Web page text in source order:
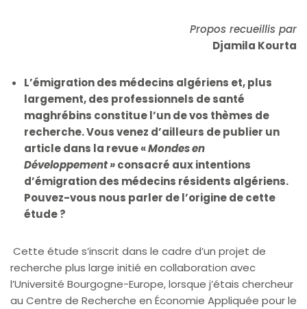
Propos recueillis par
Djamila Kourta
L’émigration des médecins algériens et, plus
largement, des professionnels de santé
maghrébins constitue l’un de vos thèmes de
recherche. Vous venez d’ailleurs de publier un
article dans la revue «Mondes en
Développement »consacré aux intentions
d’émigration des médecins résidents algériens.
Pouvez-vous nous parler de l’origine de cette
étude ?
Cette étude s’inscrit dans le cadre d’un projet de
recherche plus large initié en collaboration avec
l’Université Bourgogne-Europe, lorsque j’étais chercheur
au Centre de Recherche en Économie Appliquée pour le